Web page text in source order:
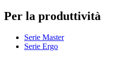
Per la produttività
Serie Master
Serie Ergo